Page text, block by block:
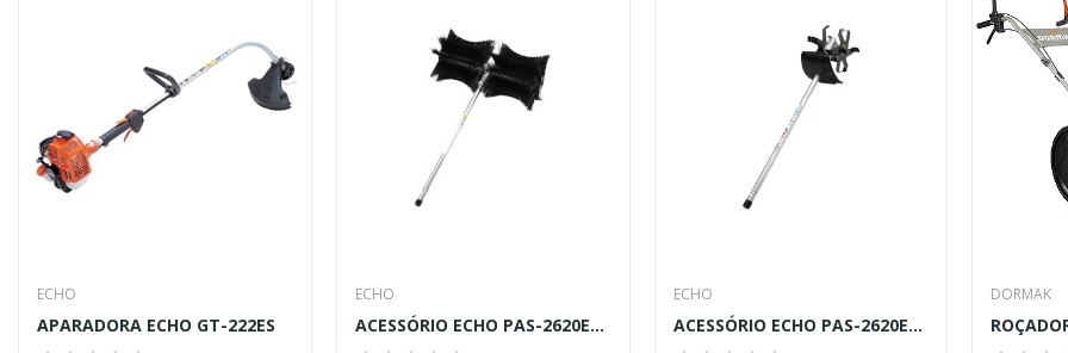
ECHO
APARADORA ECHO GT-222ES
ECHO
ACESSÓRIO ECHO PAS-2620ES (VARREDORA)
ECHO
ACESSÓRIO ECHO PAS-2620ES (CULTIVADOR)
DORMAK